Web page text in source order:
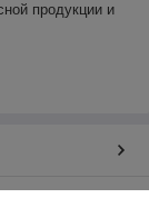
продукции и